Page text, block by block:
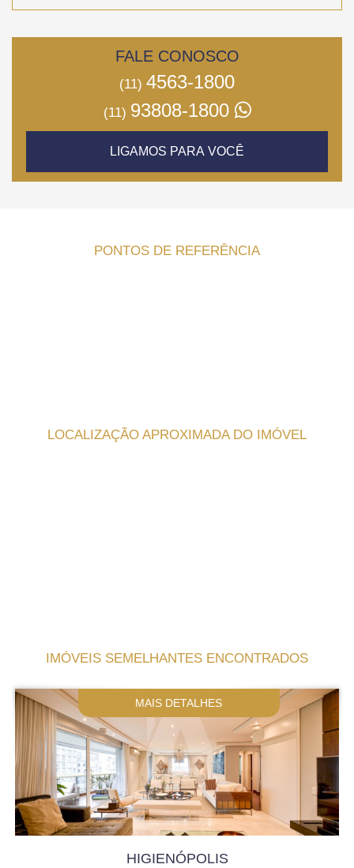
FALE CONOSCO
(11) 4563-1800
(11) 93808-1800
LIGAMOS PARA VOCÊ
PONTOS DE REFERÊNCIA
LOCALIZAÇÃO APROXIMADA DO IMÓVEL
IMÓVEIS SEMELHANTES ENCONTRADOS
MAIS DETALHES
HIGIENÓPOLIS